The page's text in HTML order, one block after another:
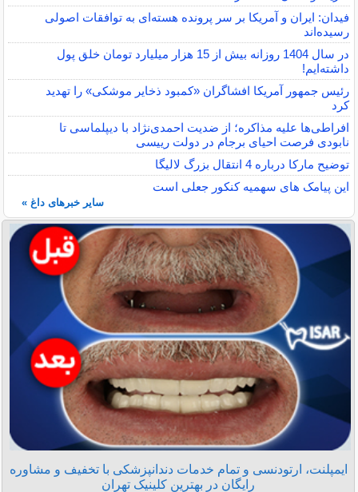
فیدان: ایران و آمریکا بر سر پرونده هسته‌ای به توافقات اصولی
رسیده‌اند
در سال 1404 روزانه بیش از 15 هزار میلیارد تومان خلق پول
داشته‌ایم!
رئیس جمهور آمریکا افشاگران «کمبود ذخایر موشکی» را تهدید
کرد
افراطی‌ها علیه مذاکره؛ از ضدیت احمدی‌نژاد با دیپلماسی تا
نابودی فرصت احیای برجام در دولت رییسی
توضیح مارکا درباره 4 انتقال بزرگ لالیگا
این پیامک های سهمیه کنکور جعلی است
سایر خبرهای داغ »
ایمپلنت، ارتودنسی و تمام خدمات دندانپزشکی با تخفیف و مشاوره
رایگان در بهترین کلینیک تهران